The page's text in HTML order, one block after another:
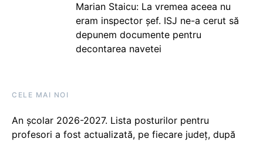
Marian Staicu: La vremea aceea nu
eram inspector șef. ISJ ne-a cerut să
depunem documente pentru
decontarea navetei
CELE MAI NOI
An școlar 2026-2027. Lista posturilor pentru
profesori a fost actualizată, pe fiecare județ, după